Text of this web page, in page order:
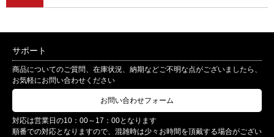
サポート
商品についてのご質問、在庫状況、納期などご不明な点がございましたら、
お気軽にお問い合わせください
お問い合わせフォーム
対応は営業日の10：00～17：00となります
順番での対応となりますので、混雑時は少々お時間を頂戴する場合がござい